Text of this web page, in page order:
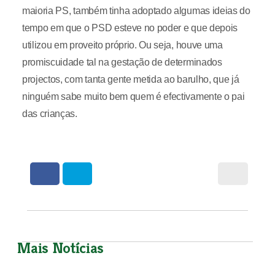
maioria PS, também tinha adoptado algumas ideias do
tempo em que o PSD esteve no poder e que depois
utilizou em proveito próprio. Ou seja, houve uma
promiscuidade tal na gestação de determinados
projectos, com tanta gente metida ao barulho, que já
ninguém sabe muito bem quem é efectivamente o pai
das crianças.
Mais Notícias